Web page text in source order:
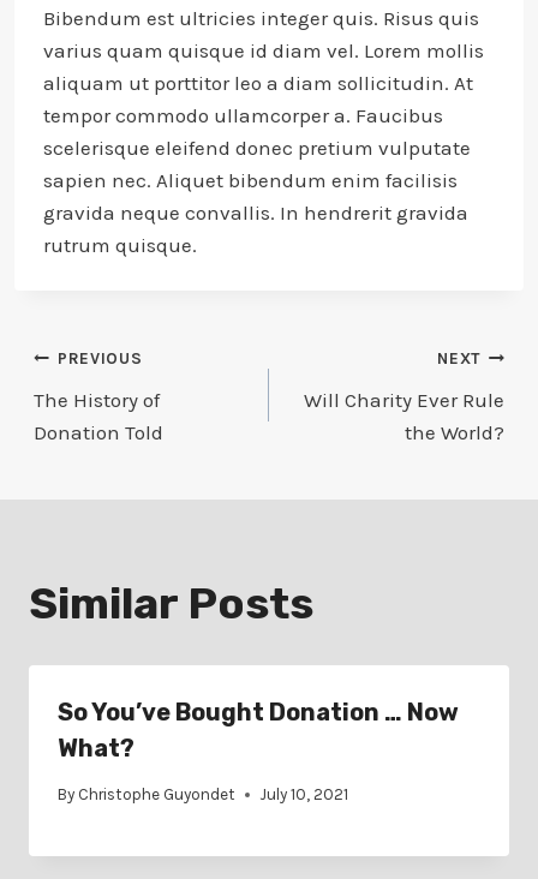
Bibendum est ultricies integer quis. Risus quis
varius quam quisque id diam vel. Lorem mollis
aliquam ut porttitor leo a diam sollicitudin. At
tempor commodo ullamcorper a. Faucibus
scelerisque eleifend donec pretium vulputate
sapien nec. Aliquet bibendum enim facilisis
gravida neque convallis. In hendrerit gravida
rutrum quisque.
Post
navigation
PREVIOUS
The History of
Donation Told
NEXT
Will Charity Ever Rule
the World?
Similar Posts
So You’ve Bought Donation … Now
What?
By Christophe Guyondet July 10, 2021